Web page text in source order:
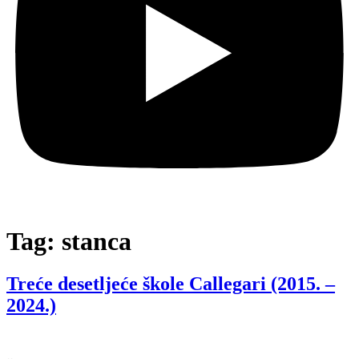
Tag: stanca
Treće desetljeće škole Callegari (2015. –
2024.)